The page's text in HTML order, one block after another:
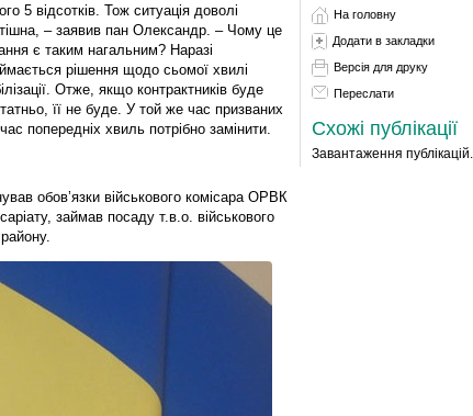
5 відсотків. Тож ситуація доволі
– заявив пан Олександр. – Чому це
є таким нагальним? Наразі
рішення щодо сьомої хвилі
Отже, якщо контрактників буде
її не буде. У той же час призваних
попередніх хвиль потрібно замінити.
обов’язки військового комісара ОРВК
займав посаду т.в.о. військового
На головну
Додати в закладки
Версія для друку
Переслати
Схожі публікації
Завантаження публікацій...